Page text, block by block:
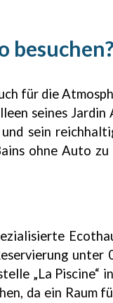
besuchen?
für die
seines
sein
ohne Auto zu
„La Piscine“
da ein Raum